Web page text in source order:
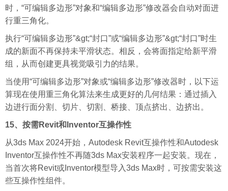
时，“可编辑多边形”对象和“编辑多边形”修改器会自动对面进
行重三角化。
执行“可编辑多边形”&gt;“封口”或“编辑多边形”&gt;“封口”时生
成的新面不再保持未平滑状态。相反，会将面指定给新平滑
组，从而创建更具视觉吸引力的结果。
当使用“可编辑多边形”对象或“编辑多边形”修改器时，以下运
算现在使用重三角化算法来生成更好的几何结果：通过插入
边进行面分割、切片、切割、桥接、顶点挤出、边挤出。
15、按需Revit和Inventor互操作性
从3ds Max 2024开始，Autodesk Revit互操作性和Autodesk
Inventor互操作性不再随3ds Max安装程序一起安装。现在，
当首次将Revit或Inventor模型导入3ds Max时，可按需安装这
些互操作性组件。